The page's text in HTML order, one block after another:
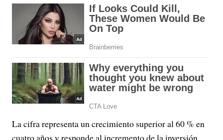
La cifra representa un crecimiento superior al 60 % en
cuatro años y responde al incremento de la inversión